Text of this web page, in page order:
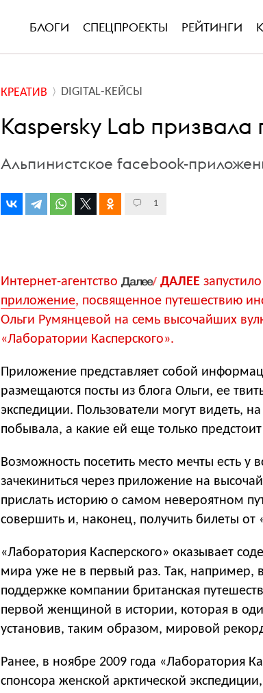
БЛОГИ СПЕЦПРОЕКТЫ РЕЙТИНГИ
КРЕАТИВ DIGITAL-КЕЙСЫ
Kaspersky Lab призвала
Альпинистское facebook-
1
Интернет-агентство ДАЛЕЕ
приложение, посвященное путешествию
Ольги Румянцевой на семь высочайших
«Лаборатории Касперского».
Приложение представляет собой
размещаются посты из блога Ольги, ее
экспедиции. Пользователи могут видеть,
побывала, а какие ей еще только
Возможность посетить место мечты есть у
зачекиниться через приложение на
прислать историю о самом невероятном
совершить и, наконец, получить билеты от
«Лаборатория Касперского» оказывает
мира уже не в первый раз. Так, например,
поддержке компании британская
первой женщиной в истории, которая в
установив, таким образом, мировой
Ранее, в ноябре 2009 года «Лаборатория
спонсора женской арктической